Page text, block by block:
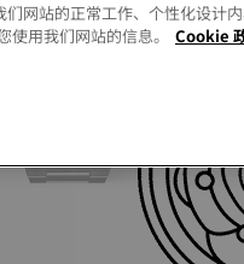
网站的正常工作、个性化设计
用我们网站的信息。
Cookie